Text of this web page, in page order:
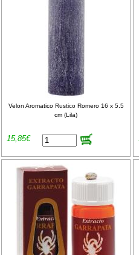
Velon Aromatico Rustico Romero 16 x 5.5
cm (Lila)
15,85€